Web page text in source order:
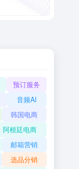
预订服务
音频AI
韩国电商
阿根廷电商
邮箱营销
选品分销